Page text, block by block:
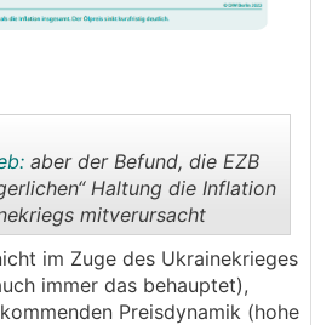
.
aber der Befund, die EZB
Haltung die Inflation
mitverursacht
im Zuge des Ukrainekrieges
immer das behauptet),
Preisdynamik (hohe